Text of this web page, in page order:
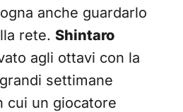
anche guardarlo
rete. Shintaro
agli ottavi con la
settimane
cui un giocatore